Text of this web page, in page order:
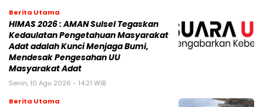
Berita Utama
HIMAS 2026 : AMAN Sulsel Tegaskan
Kedaulatan Pengetahuan Masyarakat
Adat adalah Kunci Menjaga Bumi,
Mendesak Pengesahan UU
Masyarakat Adat
Senin, 10 Agu 2026 - 14:21 WIB
Berita Utama